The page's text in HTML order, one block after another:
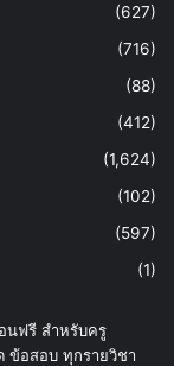
(627)
(716)
(88)
(412)
(1,624)
(102)
(597)
(1)
นฟรี สำหรับครู
ข้อสอบ ทุกรายวิชา